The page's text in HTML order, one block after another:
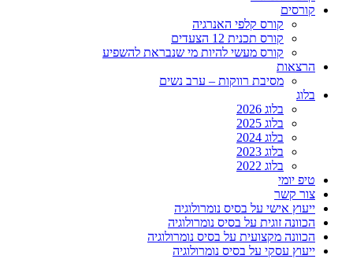
קורסים
קורס קלפי האנרגיה
קורס תכנית 12 הצעדים
קורס מעשי להיות מי שנבראת להשפיע
הרצאות
מסיבת רווקות – ערב נשים
בלוג
בלוג 2026
בלוג 2025
בלוג 2024
בלוג 2023
בלוג 2022
טיפ יומי
צור קשר
ייעוץ אישי על בסיס נומרולוגיה
הכוונה זוגית על בסיס נומרולוגיה
הכוונה מקצועית על בסיס נומרולוגיה
ייעוץ עסקי על בסיס נומרולוגיה